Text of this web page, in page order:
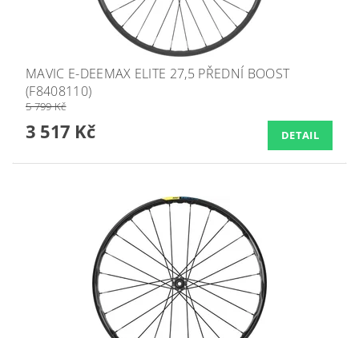
MAVIC E-DEEMAX ELITE 27,5 PŘEDNÍ BOOST
(F8408110)
5 799 Kč
3 517 Kč DETAIL